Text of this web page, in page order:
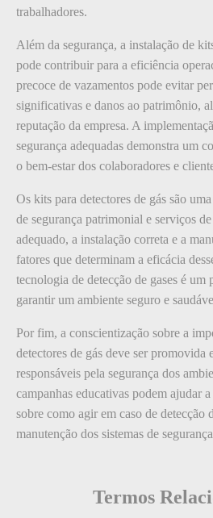
trabalhadores.
Além da segurança, a instalação de
pode contribuir para a eficiência
precoce de vazamentos pode evitar
significativas e danos ao patrimônio,
reputação da empresa. A
segurança adequadas demonstra um
o bem-estar dos colaboradores e
Os kits para detectores de gás são
de segurança patrimonial e serviços
adequado, a instalação correta e a
fatores que determinam a eficácia
tecnologia de detecção de gases é um
garantir um ambiente seguro e
Por fim, a conscientização sobre a
detectores de gás deve ser promovida
responsáveis pela segurança dos
campanhas educativas podem ajudar
sobre como agir em caso de detecção
manutenção dos sistemas de
Termos